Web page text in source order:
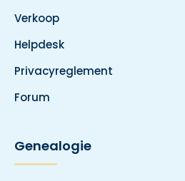
Verkoop
Helpdesk
Privacyreglement
Forum
Genealogie